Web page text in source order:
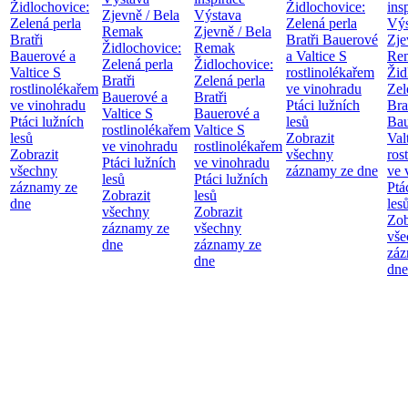
Židlochovice:
Zelená perla
Bratři
Bauerové a
Valtice S
rostlinolékařem
ve vinohradu
Ptáci lužních
lesů
Zobrazit
všechny
záznamy ze
dne
Zjevně / Bela
Remak
Židlochovice:
Zelená perla
Bratři
Bauerové a
Valtice S
rostlinolékařem
ve vinohradu
Ptáci lužních
lesů
Zobrazit
všechny
záznamy ze
dne
Výstava
Zjevně / Bela
Remak
Židlochovice:
Zelená perla
Bratři
Bauerové a
Valtice S
rostlinolékařem
ve vinohradu
Ptáci lužních
lesů
Zobrazit
všechny
záznamy ze
dne
Židlochovice:
Zelená perla
Bratři Bauerové
a Valtice S
rostlinolékařem
ve vinohradu
Ptáci lužních
lesů
Zobrazit
všechny
záznamy ze dne ve
dne